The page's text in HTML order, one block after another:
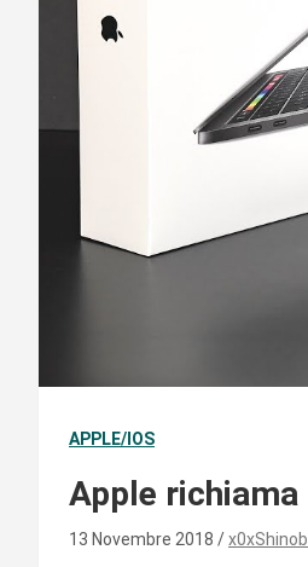
APPLE/IOS
Apple richiama
13 Novembre 2018